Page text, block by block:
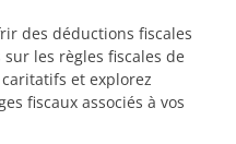
des déductions fiscales
les règles fiscales de
et explorez
fiscaux associés à vos